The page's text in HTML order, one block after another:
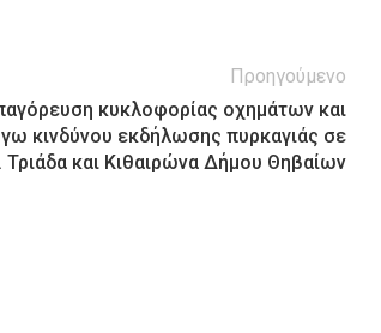
Προηγούμενο
κυκλοφορίας οχημάτων και
κινδύνου εκδήλωσης πυρκαγιάς σε
και Κιθαιρώνα Δήμου Θηβαίων